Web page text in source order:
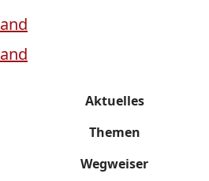
Aktuelles
Themen
Wegweiser